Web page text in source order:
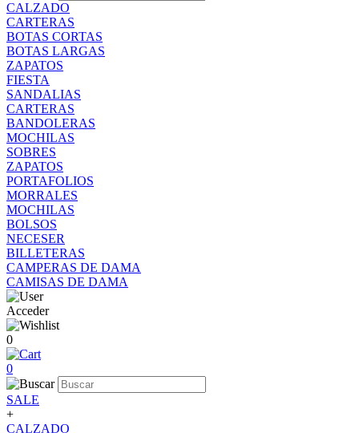
CALZADO
CARTERAS
BOTAS CORTAS
BOTAS LARGAS
ZAPATOS
FIESTA
SANDALIAS
CARTERAS
BANDOLERAS
MOCHILAS
SOBRES
ZAPATOS
PORTAFOLIOS
MORRALES
MOCHILAS
BOLSOS
NECESER
BILLETERAS
CAMPERAS DE DAMA
CAMISAS DE DAMA
Acceder
0
0
SALE
+
CALZADO